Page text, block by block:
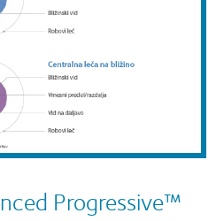
Progressive™